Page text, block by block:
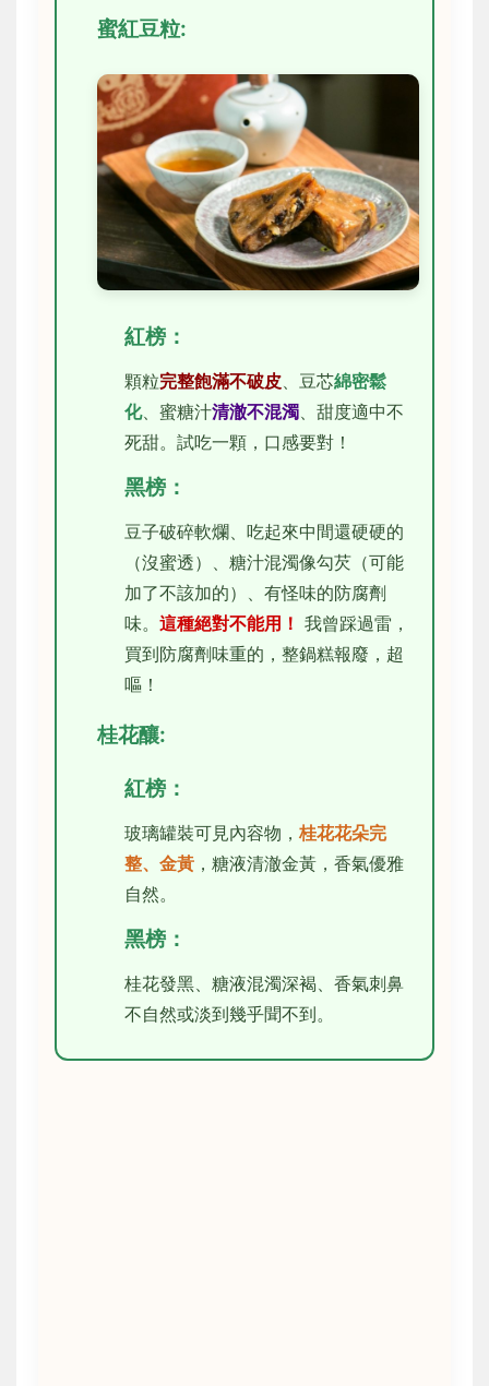
蜜紅豆粒:
紅榜：
顆粒完整飽滿不破皮、豆芯綿密鬆
化、蜜糖汁清澈不混濁、甜度適中不
死甜。試吃一顆，口感要對！
黑榜：
豆子破碎軟爛、吃起來中間還硬硬的
（沒蜜透）、糖汁混濁像勾芡（可能
加了不該加的）、有怪味的防腐劑
味。 這種絕對不能用！ 我曾踩過雷，
買到防腐劑味重的，整鍋糕報廢，超
嘔！
桂花釀:
紅榜：
玻璃罐裝可見內容物， 桂花花朵完
整、金黃 ，糖液清澈金黃，香氣優雅
自然。
黑榜：
桂花發黑、糖液混濁深褐、香氣刺鼻
不自然或淡到幾乎聞不到。